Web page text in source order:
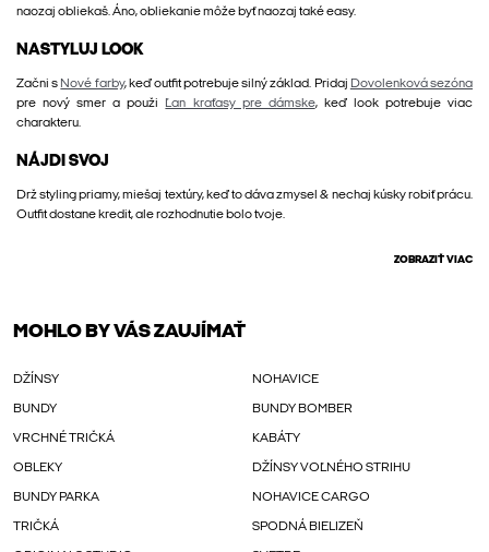
naozaj obliekaš. Áno, obliekanie môže byť naozaj také easy.
NASTYLUJ LOOK
Začni s Nové farby, keď outfit potrebuje silný základ. Pridaj Dovolenková sezóna
pre nový smer a použi
Ľan kraťasy pre dámske, keď look potrebuje viac
charakteru.
NÁJDI SVOJ
Drž styling priamy, miešaj textúry, keď to dáva zmysel & nechaj kúsky robiť prácu.
Outfit dostane kredit, ale rozhodnutie bolo tvoje.
ZOBRAZIŤ VIAC
MOHLO BY VÁS ZAUJÍMAŤ
DŽÍNSY NOHAVICE
BUNDY BUNDY BOMBER
VRCHNÉ TRIČKÁ KABÁTY
OBLEKY DŽÍNSY VOĽNÉHO STRIHU
BUNDY PARKA NOHAVICE CARGO
TRIČKÁ SPODNÁ BIELIZEŇ